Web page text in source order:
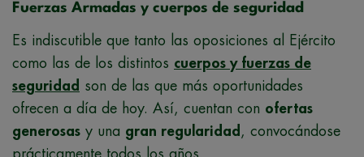
Fuerzas Armadas y cuerpos de seguridad
Es indiscutible que tanto las oposiciones al Ejército
como las de los distintos cuerpos y fuerzas de
seguridad son de las que más oportunidades
ofrecen a día de hoy. Así, cuentan con ofertas
generosas y una gran regularidad , convocándose
prácticamente todos los años.